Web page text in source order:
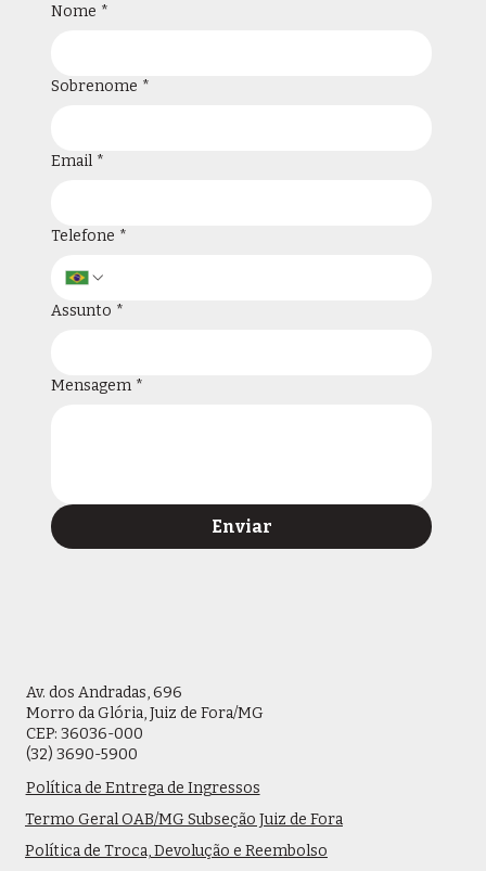
Av. dos Andradas, 696
Morro da Glória, Juiz de Fora/MG
CEP: 36036-000
(32) 3690-5900
Política de Entrega de Ingressos
Termo Geral OAB/MG Subseção Juiz de Fora
Política de Troca, Devolução e Reembolso
Nome *
Sobrenome *
Email *
Telefone *
Assunto *
Mensagem *
Enviar